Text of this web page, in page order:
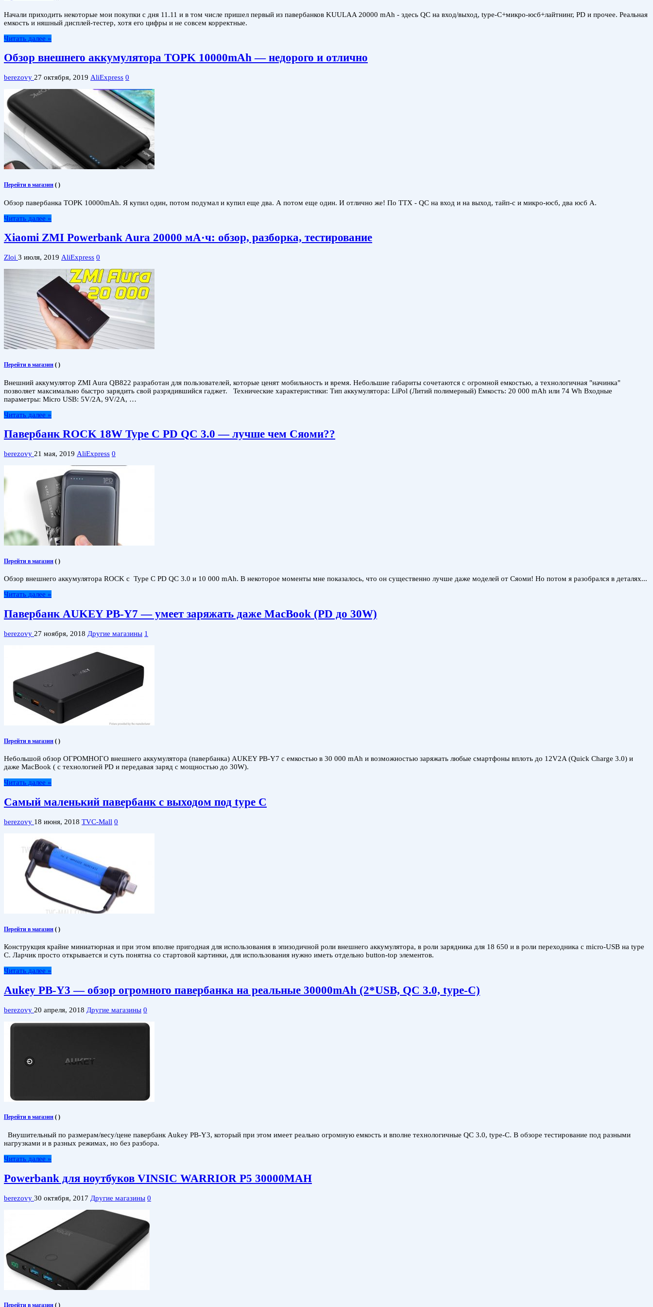
Начали приходить некоторые мои покупки с дня 11.11 и в том числе пришел первый из павербанков KUULAA 20000 mAh - здесь QC на вход/выход, type-C+микро-юсб+лайтнинг, PD и прочее. Реальная
емкость и няшный дисплей-тестер, хотя его цифры и не совсем корректные.
Читать далее »
Обзор внешнего аккумулятора TOPK 10000mAh — недорого и отлично
berezovy 27 октября, 2019 AliExpress 0
Перейти в магазин ( )
Обзор павербанка TOPK 10000mAh. Я купил один, потом подумал и купил еще два. А потом еще один. И отлично же! По ТТХ - QC на вход и на выход, тайп-с и микро-юсб, два юсб А.
Читать далее »
Xiaomi ZMI Powerbank Aura 20000 мА·ч: обзор, разборка, тестирование
Zloi 3 июля, 2019 AliExpress 0
Перейти в магазин ( )
Внешний аккумулятор ZMI Aura QB822 разработан для пользователей, которые ценят мобильность и время. Небольшие габариты сочетаются с огромной емкостью, а технологичная "начинка"
позволяет максимально быстро зарядить свой разрядившийся гаджет. Технические характеристики: Тип аккумулятора: LiPol (Литий полимерный) Емкость: 20 000 mAh или 74 Wh Входные
параметры: Micro USB: 5V/2A, 9V/2A, …
Читать далее »
Павербанк ROCK 18W Type C PD QC 3.0 — лучше чем Сяоми??
berezovy 21 мая, 2019 AliExpress 0
Перейти в магазин ( )
Обзор внешнего аккумулятора ROCK с Type C PD QC 3.0 и 10 000 mAh. В некоторое моменты мне показалось, что он существенно лучше даже моделей от Сяоми! Но потом я разобрался в деталях...
Читать далее »
Павербанк AUKEY PB-Y7 — умеет заряжать даже MacBook (PD до 30W)
berezovy 27 ноября, 2018 Другие магазины 1
Перейти в магазин ( )
Небольшой обзор ОГРОМНОГО внешнего аккумулятора (павербанка) AUKEY PB-Y7 с емкостью в 30 000 mAh и возможностью заряжать любые смартфоны вплоть до 12V2A (Quick Charge 3.0) и
даже MacBook ( с технологией PD и передавая заряд с мощностью до 30W).
Читать далее »
Самый маленький павербанк с выходом под type C
berezovy 18 июня, 2018 TVC-Mall 0
Перейти в магазин ( )
Конструкция крайне миниатюрная и при этом вполне пригодная для использования в эпизодичной роли внешнего аккумулятора, в роли зарядника для 18 650 и в роли переходника с micro-USB на type
C. Ларчик просто открывается и суть понятна со стартовой картинки, для использования нужно иметь отдельно button-top элементов.
Читать далее »
Aukey PB-Y3 — обзор огромного павербанка на реальные 30000mAh (2*USB, QC 3.0, type-C)
berezovy 20 апреля, 2018 Другие магазины 0
Перейти в магазин ( )
Внушительный по размерам/весу/цене павербанк Aukey PB-Y3, который при этом имеет реально огромную емкость и вполне технологичные QC 3.0, type-C. В обзоре тестирование под разными
нагрузками и в разных режимах, но без разбора.
Читать далее »
Powerbank для ноутбуков VINSIC WARRIOR P5 30000MAH
berezovy 30 октября, 2017 Другие магазины 0
Перейти в магазин ( )